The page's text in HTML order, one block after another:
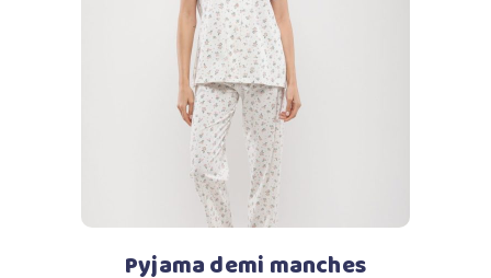
Ajouter au panier
Pyjama demi manches